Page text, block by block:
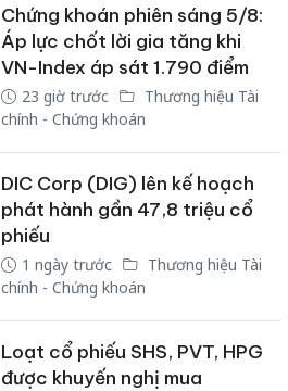
Chứng khoán phiên sáng 5/8:
Áp lực chốt lời gia tăng khi
VN-Index áp sát 1.790 điểm
23 giờ trước
Thương hiệu Tài
chính - Chứng khoán
DIC Corp (DIG) lên kế hoạch
phát hành gần 47,8 triệu cổ
phiếu
1 ngày trước
Thương hiệu Tài
chính - Chứng khoán
Loạt cổ phiếu SHS, PVT, HPG
được khuyến nghị mua